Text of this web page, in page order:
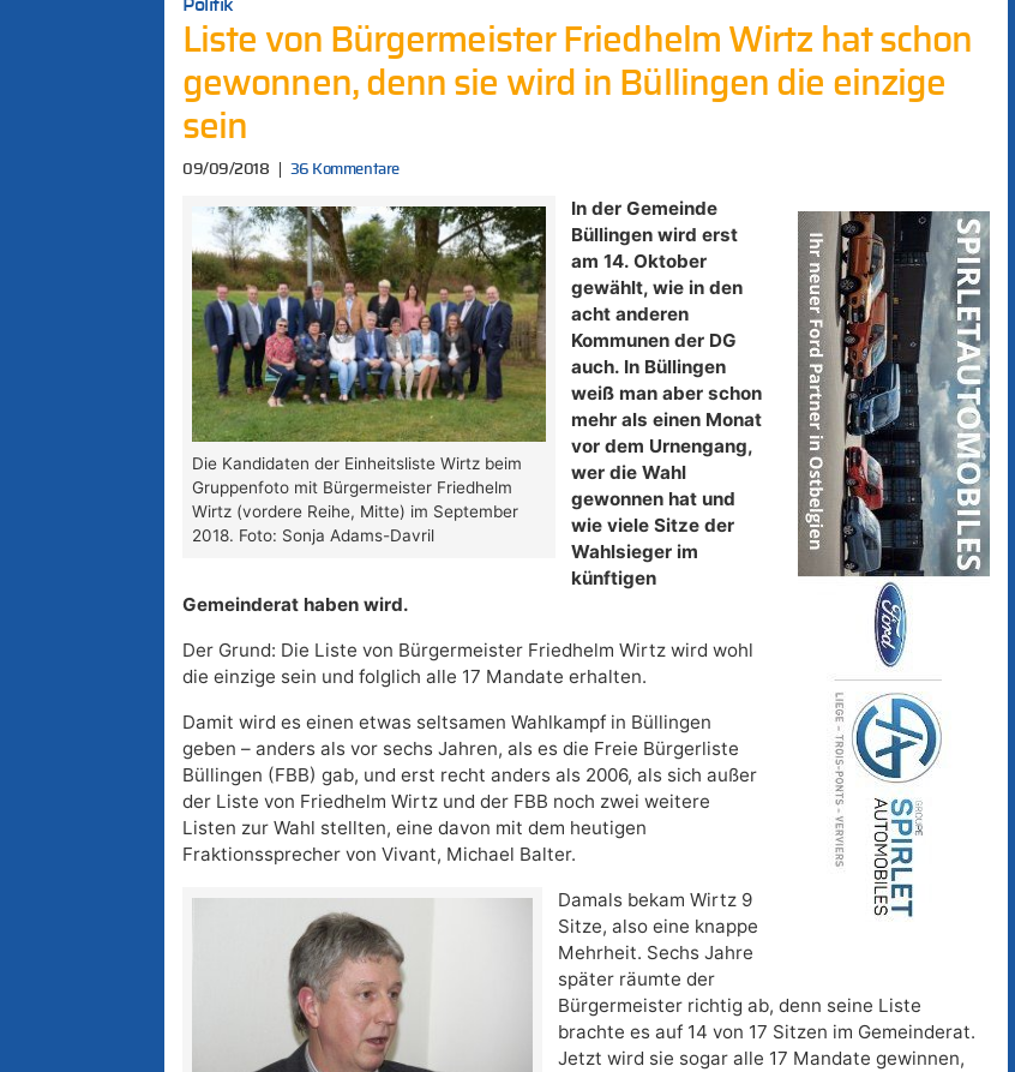
Politik
Liste von Bürgermeister Friedhelm Wirtz hat schon
gewonnen, denn sie wird in Büllingen die einzige
sein
09/09/2018 36 Kommentare
Die Kandidaten der Einheitsliste Wirtz beim
Gruppenfoto mit Bürgermeister Friedhelm
Wirtz (vordere Reihe, Mitte) im September
2018. Foto: Sonja Adams-Davril
In der Gemeinde
Büllingen wird erst
am 14. Oktober
gewählt, wie in den
acht anderen
Kommunen der DG
auch. In Büllingen
weiß man aber schon
mehr als einen Monat
vor dem Urnengang,
wer die Wahl
gewonnen hat und
wie viele Sitze der
Wahlsieger im
künftigen
Gemeinderat haben wird.
Der Grund: Die Liste von Bürgermeister Friedhelm Wirtz wird wohl
die einzige sein und folglich alle 17 Mandate erhalten.
Damit wird es einen etwas seltsamen Wahlkampf in Büllingen
geben – anders als vor sechs Jahren, als es die Freie Bürgerliste
Büllingen (FBB) gab, und erst recht anders als 2006, als sich außer
der Liste von Friedhelm Wirtz und der FBB noch zwei weitere
Listen zur Wahl stellten, eine davon mit dem heutigen
Fraktionssprecher von Vivant, Michael Balter.
Damals bekam Wirtz 9
Sitze, also eine knappe
Mehrheit. Sechs Jahre
später räumte der
Bürgermeister richtig ab, denn seine Liste
brachte es auf 14 von 17 Sitzen im Gemeinderat.
Jetzt wird sie sogar alle 17 Mandate gewinnen,